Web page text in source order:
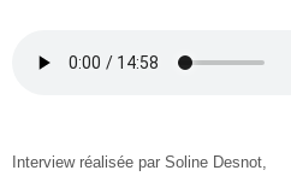
Interview réalisée par Soline Desnot,